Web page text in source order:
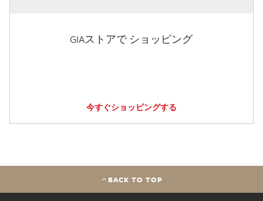
GIAストアで ショッピング
今すぐショッピングする
BACK TO TOP